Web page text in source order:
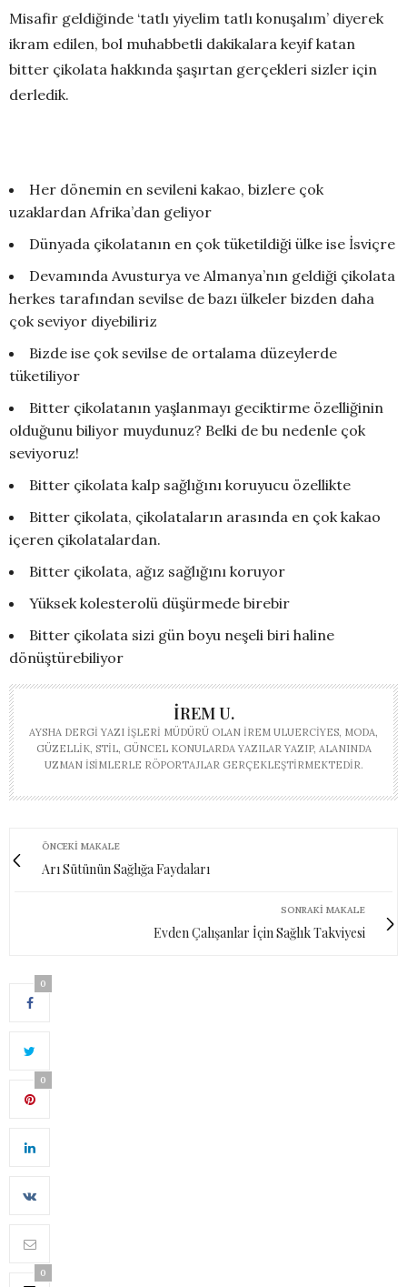
Misafir geldiğinde ‘tatlı yiyelim tatlı konuşalım’ diyerek
ikram edilen, bol muhabbetli dakikalara keyif katan
bitter çikolata hakkında şaşırtan gerçekleri sizler için
derledik.
Her dönemin en sevileni kakao, bizlere çok
uzaklardan Afrika’dan geliyor
Dünyada çikolatanın en çok tüketildiği ülke ise İsviçre
Devamında Avusturya ve Almanya’nın geldiği çikolata
herkes tarafından sevilse de bazı ülkeler bizden daha
çok seviyor diyebiliriz
Bizde ise çok sevilse de ortalama düzeylerde
tüketiliyor
Bitter çikolatanın yaşlanmayı geciktirme özelliğinin
olduğunu biliyor muydunuz? Belki de bu nedenle çok
seviyoruz!
Bitter çikolata kalp sağlığını koruyucu özellikte
Bitter çikolata, çikolataların arasında en çok kakao
içeren çikolatalardan.
Bitter çikolata, ağız sağlığını koruyor
Yüksek kolesterolü düşürmede birebir
Bitter çikolata sizi gün boyu neşeli biri haline
dönüştürebiliyor
İREM U.
AYSHA DERGI YAZI İŞLERI MÜDÜRÜ OLAN İREM ULUERCIYES, MODA,
GÜZELLIK, STIL, GÜNCEL KONULARDA YAZILAR YAZIP, ALANINDA
UZMAN ISIMLERLE RÖPORTAJLAR GERÇEKLEŞTIRMEKTEDIR.
ÖNCEKI MAKALE
Arı Sütünün Sağlığa Faydaları
SONRAKI MAKALE
Evden Çalışanlar İçin Sağlık Takviyesi
0
0
0